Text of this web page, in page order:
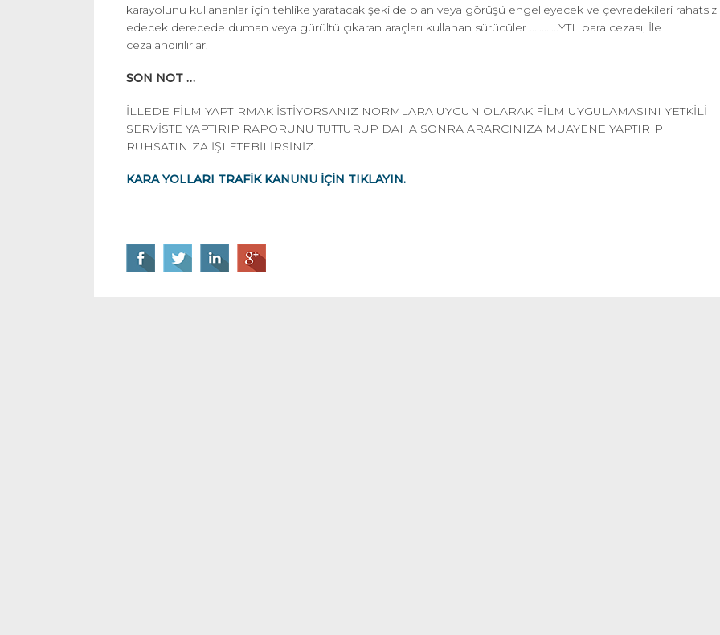
karayolunu kullananlar için tehlike yaratacak şekilde olan veya görüşü engelleyecek ve çevredekileri rahatsız
edecek derecede duman veya gürültü çıkaran araçları kullanan sürücüler ............YTL para cezası, İle
cezalandırılırlar.
SON NOT …
İLLEDE FİLM YAPTIRMAK İSTİYORSANIZ NORMLARA UYGUN OLARAK FİLM UYGULAMASINI YETKİLİ
SERVİSTE YAPTIRIP RAPORUNU TUTTURUP DAHA SONRA ARARCINIZA MUAYENE YAPTIRIP
RUHSATINIZA İŞLETEBİLİRSİNİZ.
KARA YOLLARI TRAFİK KANUNU İÇİN TIKLAYIN.